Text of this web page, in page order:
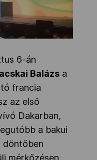
6-án
Balázs a
francia
az első
Dakarban,
a bakui
döntőben
mérkőzésen,